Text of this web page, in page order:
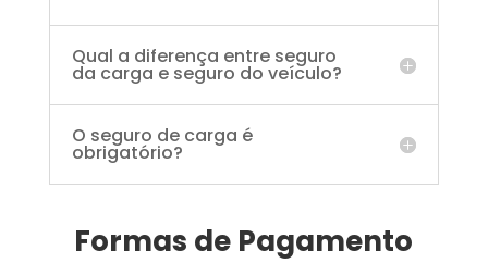
Qual a diferença entre seguro
da carga e seguro do veículo?
O seguro de carga é
obrigatório?
Formas de Pagamento